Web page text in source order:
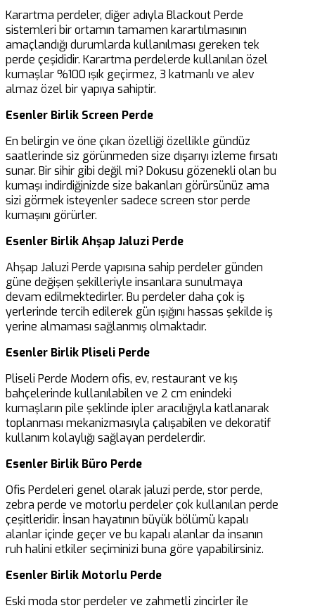
Suosituimmat
Kolikkopelit Suomessa
2024: Kasinordin Valinnat
Suomi on tunnettu intohimoisista kolikkopelien
pelaajistaan, ja vuosi 2024 ei ole poikkeus.
Kasinopelien suosio jatkaa kasvuaan, ja monet
suomalaiset etsivät parhaita kolikkopelejä
viihteelliseen pelikokemukseen. Suomen
kasinomarkkinoilla on tarjolla monia vaihtoehtoja,
mutta mitkä ovat ne pelit, jotka nousevat ylitse
muiden? Tässä artikkelissa tutustumme vuoden
2024 suosituimpiin kolikkopeleihin Suomessa ja
Mikä tekee kolikkopeleistä niin kiehtovia suomalaisille
pelaajille? Onko suosituimpien pelien menestys
perusteltua vai löytyykö muita piilotettuja helmiä,
jotka ansaitsisivat enemmän huomiota? Astu
löydä uusia suosikkeja tai tuttuja klassikoita.
Kasinordin asiantuntijat ovat tehneet valintansa,
mutta lopullinen päätös on sinun – mikä kolikkopeli
vie sydämesi ja lompakkosi vuonna 2024?
Suosituimmat kolikkopelit
Suomessa vuonna 2024
Suomalaisten suosimat kolikkopelit vuonna 2024
ovat saaneet paljon huomiota Kasinordin valinnoissa.
Tämän vuoden kärkipaikoilla komeilevat jännittävät
peliautomaatit, kuten Starburst, Book of Dead ja
Gonzo’s Quest. Näitä pelejä suositaan niiden
upeiden grafiikoiden ansiosta. Kasinordin
Karartma perdeler, diğer adıyla Blackout Perde
sistemleri bir ortamın tamamen karartılmasının
amaçlandığı durumlarda kullanılması gereken tek
perde çeşididir. Karartma perdelerde kullanılan özel
kumaşlar %100 ışık geçirmez, 3 katmanlı ve alev
almaz özel bir yapıya sahiptir.
Esenler Birlik Screen Perde
En belirgin ve öne çıkan özelliği özellikle gündüz
saatlerinde siz görünmeden size dışarıyı izleme fırsatı
sunar. Bir sihir gibi değil mi? Dokusu gözenekli olan bu
kumaşı indirdiğinizde size bakanları görürsünüz ama
sizi görmek isteyenler sadece screen stor perde
kumaşını görürler.
Esenler Birlik Ahşap Jaluzi Perde
Ahşap Jaluzi Perde yapısına sahip perdeler günden
güne değişen şekilleriyle insanlara sunulmaya
devam edilmektedirler. Bu perdeler daha çok iş
yerlerinde tercih edilerek gün ışığını hassas şekilde iş
yerine almaması sağlanmış olmaktadır.
Esenler Birlik Pliseli Perde
Pliseli Perde Modern ofis, ev, restaurant ve kış
bahçelerinde kullanılabilen ve 2 cm enindeki
kumaşların pile şeklinde ipler aracılığıyla katlanarak
toplanması mekanizmasıyla çalışabilen ve dekoratif
kullanım kolaylığı sağlayan perdelerdir.
Esenler Birlik Büro Perde
Ofis Perdeleri genel olarak jaluzi perde, stor perde,
zebra perde ve motorlu perdeler çok kullanılan perde
çeşitleridir. İnsan hayatının büyük bölümü kapalı
alanlar içinde geçer ve bu kapalı alanlar da insanın
ruh halini etkiler seçiminizi buna göre yapabilirsiniz.
Esenler Birlik Motorlu Perde
Eski moda stor perdeler ve zahmetli zincirler ile